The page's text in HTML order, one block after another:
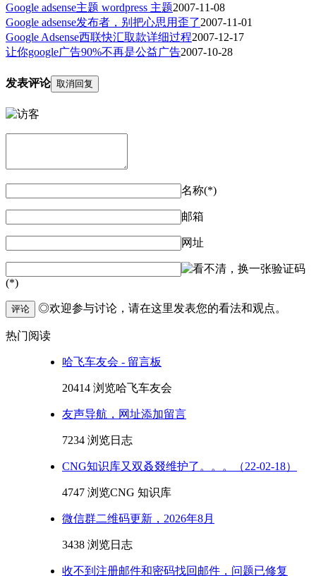
Google adsense主题 wordpress 主题2007-11-08
Google adsense发布者，别把心思用歪了2007-11-01
Google Adsense西联快汇取款详细过程2007-12-17
让你google广告90%不再是公益广告2007-10-28
发表评论 取消回复
名称(*)
邮箱
网址
验证码
(*)
评论 ◎欢迎参与讨论，请在这里发表您的看法和观点。
热门阅读
哈飞车友会 - 留言板
20414 浏览哈飞车友会
友声导航，网址添加留言
7234 浏览日志
CNG知识库又双叒叕维护了。。。（22-02-18）
4747 浏览CNG 知识库
微信群二维码更新，2026年8月
3438 浏览日志
收不到注册邮件和密码找回邮件，问题已修复